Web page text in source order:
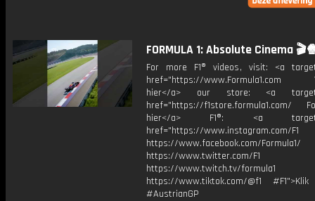
FORMULA 1: Absolute Cinema
For more F1® videos, visit: <a
href="https://www.Formula1.com
hier</a> our store: <a
href="https://f1store.formula1.com/
hier</a> F1®: <a
href="https://www.instagram.com/F1
https://www.facebook.com/Formula1/
https://www.twitter.com/F1
https://www.twitch.tv/formula1
https://www.tiktok.com/@f1
#AustrianGP